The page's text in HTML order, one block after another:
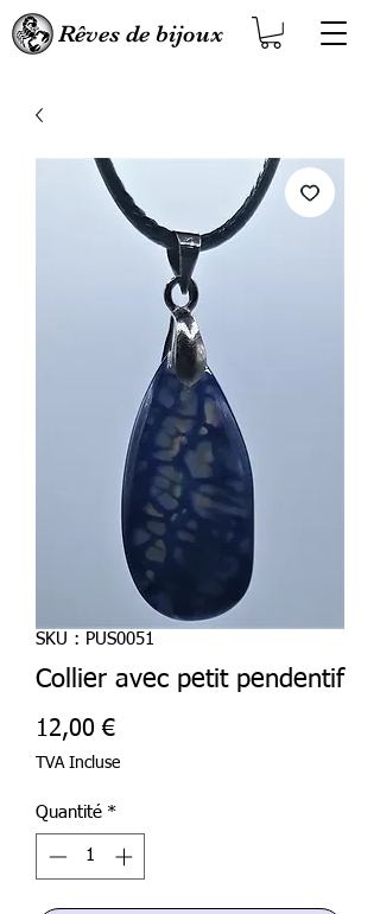
Rêves de bijoux
SKU : PUS0051
Collier avec petit pendentif
12,00 €Prix
TVA Incluse
Quantité *